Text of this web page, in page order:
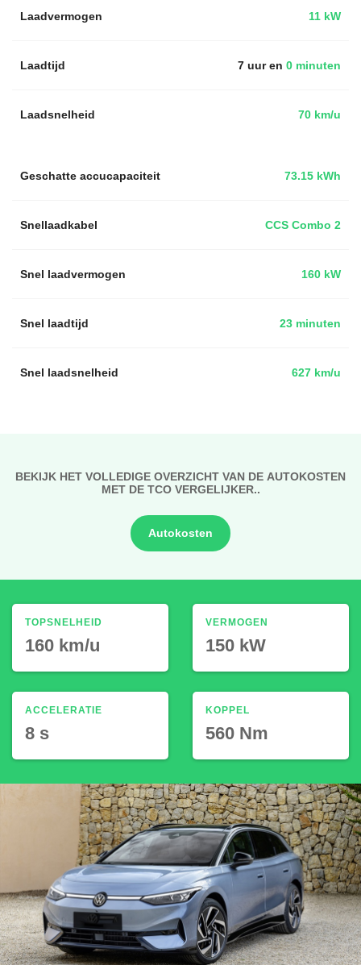
Laadvermogen 11 kW
Laadtijd 7 uur en 0 minuten
Laadsnelheid 70 km/u
73.15 kWh
Geschatte accucapaciteit
Snellaadkabel CCS Combo 2
Snel laadvermogen 160 kW
Snel laadtijd 23 minuten
Snel laadsnelheid 627 km/u
BEKIJK HET VOLLEDIGE OVERZICHT VAN DE AUTOKOSTEN
MET DE TCO VERGELIJKER..
Autokosten
TOPSNELHEID
160 km/u
ACCELERATIE
8 s
VERMOGEN
150 kW
KOPPEL
560 Nm